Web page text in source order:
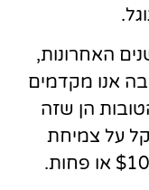
האחרונות,
אנו מקדמים
הן שזה
על צמיחת